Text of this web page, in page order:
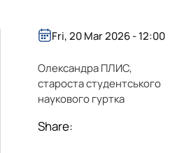
Fri, 20 Mar 2026 - 12:00
Олександра ПЛИС,
староста студентського
наукового гуртка
Share: